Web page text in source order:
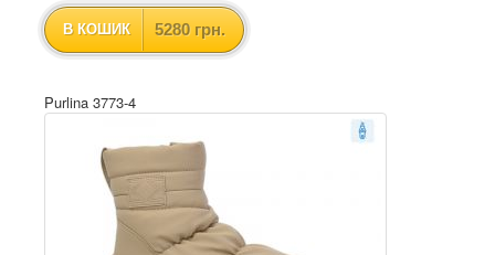
В КОШИК 5280 грн.
Purlina 3773-4